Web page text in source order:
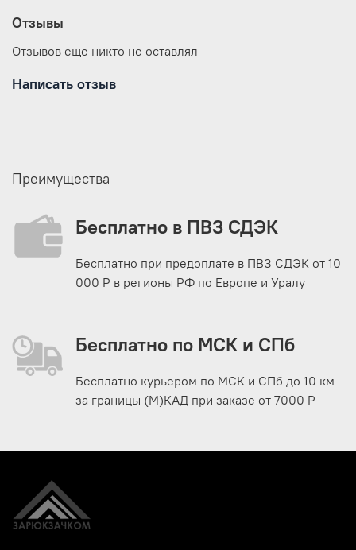
эксплуатации
Отзывы
Отзывов еще никто не оставлял
Написать отзыв
Преимущества
Бесплатно в ПВЗ СДЭК
Бесплатно при предоплате в ПВЗ СДЭК от 10
000 Р в регионы РФ по Европе и Уралу
Бесплатно по МСК и СПб
Бесплатно курьером по МСК и СПб до 10 км
за границы (М)КАД при заказе от 7000 Р